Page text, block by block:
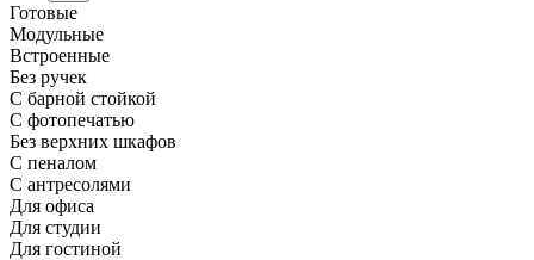
Готовые
Модульные
Встроенные
Без ручек
С барной стойкой
С фотопечатью
Без верхних шкафов
С пеналом
С антресолями
Для офиса
Для студии
Для гостиной